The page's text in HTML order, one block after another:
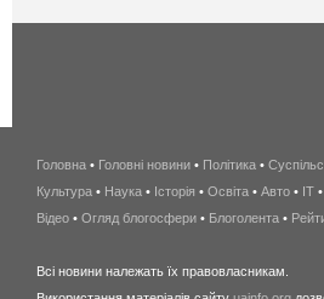
Головна • Головні новини • Політика •
Культура • Наука • Історія • Освіта • Авто • IT •
Відео • Огляд блогосфери • Блоголента •
Всі новини належать їх правовласникам.